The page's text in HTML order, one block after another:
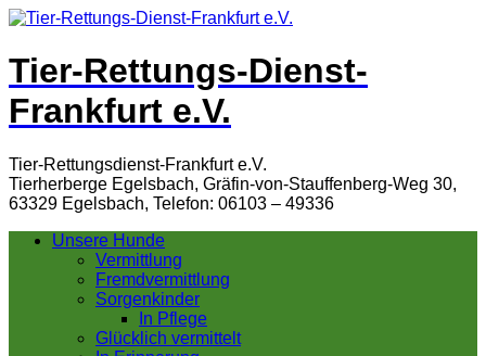
Tier-Rettungs-Dienst-
Frankfurt e.V.
Tier-Rettungsdienst-Frankfurt e.V.
Tierherberge Egelsbach, Gräfin-von-Stauffenberg-Weg 30,
63329 Egelsbach, Telefon: 06103 – 49336
Unsere Hunde
Vermittlung
Fremdvermittlung
Sorgenkinder
In Pflege
Glücklich vermittelt